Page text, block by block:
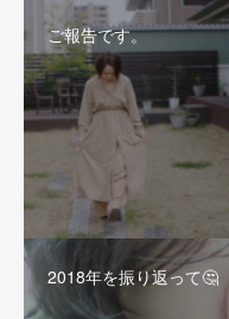
ご報告です。
2018年を振り返って🤔